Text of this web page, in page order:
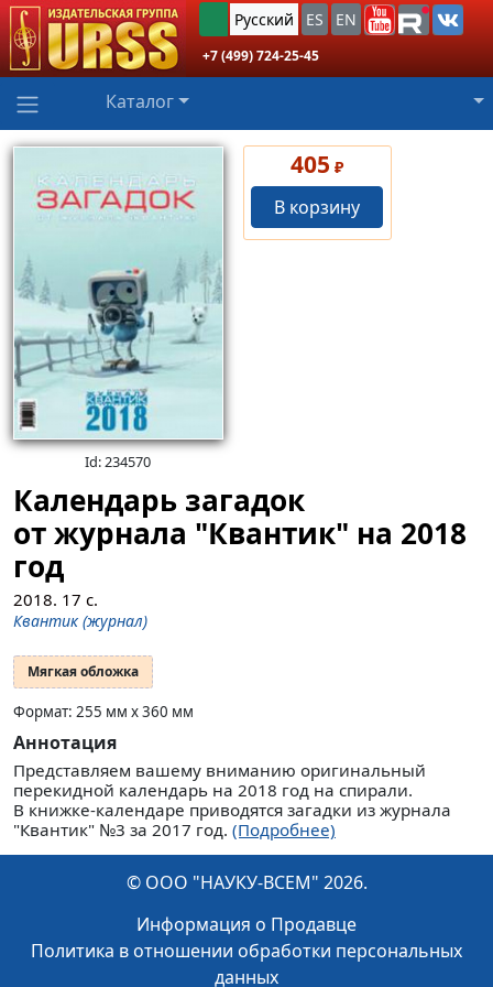
Русский ES EN
+7 (499) 724-25-45
Каталог
Id: 234570
405 ₽
В корзину
Календарь загадок
от журнала "Квантик" на 2018
год
2018. 17 с.
Квантик (журнал)
Мягкая обложка
Формат: 255 мм x 360 мм
Аннотация
Представляем вашему вниманию оригинальный
перекидной календарь на 2018 год на спирали.
В книжке-календаре приводятся загадки из журнала
"Квантик" №3 за 2017 год. (Подробнее)
© ООО "НАУКУ-ВСЕМ" 2026.
Информация о Продавце
Политика в отношении обработки персональных
данных